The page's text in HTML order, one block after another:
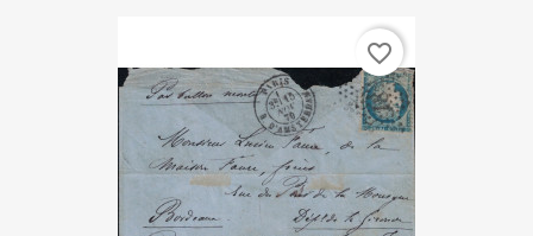
favorite_border